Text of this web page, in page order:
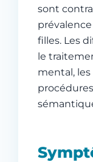
sont
filles. Les
le
mental,